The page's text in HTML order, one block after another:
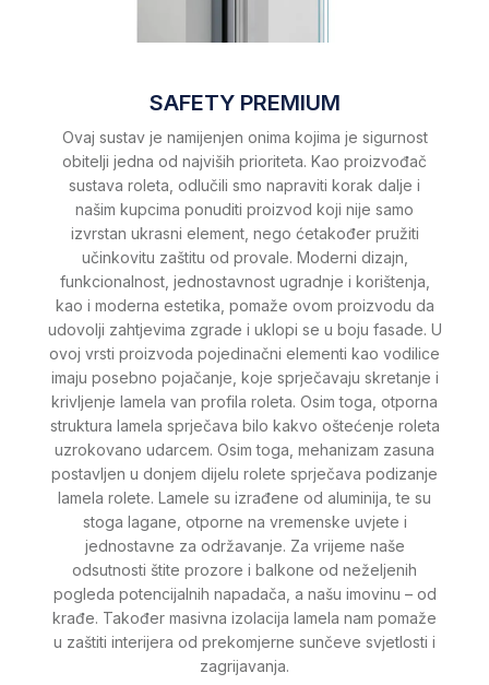
SAFETY PREMIUM
Ovaj sustav je namijenjen onima kojima je sigurnost
obitelji jedna od najviših prioriteta. Kao proizvođač
sustava roleta, odlučili smo napraviti korak dalje i
našim kupcima ponuditi proizvod koji nije samo
izvrstan ukrasni element, nego ćetakođer pružiti
učinkovitu zaštitu od provale. Moderni dizajn,
funkcionalnost, jednostavnost ugradnje i korištenja,
kao i moderna estetika, pomaže ovom proizvodu da
udovolji zahtjevima zgrade i uklopi se u boju fasade. U
ovoj vrsti proizvoda pojedinačni elementi kao vodilice
imaju posebno pojačanje, koje sprječavaju skretanje i
krivljenje lamela van profila roleta. Osim toga, otporna
struktura lamela sprječava bilo kakvo oštećenje roleta
uzrokovano udarcem. Osim toga, mehanizam zasuna
postavljen u donjem dijelu rolete sprječava podizanje
lamela rolete. Lamele su izrađene od aluminija, te su
stoga lagane, otporne na vremenske uvjete i
jednostavne za održavanje. Za vrijeme naše
odsutnosti štite prozore i balkone od neželjenih
pogleda potencijalnih napadača, a našu imovinu – od
krađe. Također masivna izolacija lamela nam pomaže
u zaštiti interijera od prekomjerne sunčeve svjetlosti i
zagrijavanja.